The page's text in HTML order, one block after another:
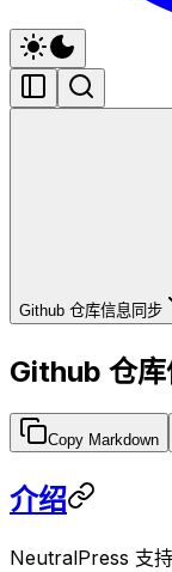
Github 仓库信息同步
Github 仓
Copy Markdown
介绍
NeutralPress 支